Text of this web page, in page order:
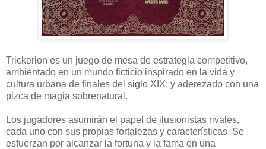
Trickerion es un juego de mesa de estrategia competitivo,
ambientado en un mundo ficticio inspirado en la vida y
cultura urbana de finales del siglo XIX; y aderezado con una
pizca de magia sobrenatural.
Los jugadores asumirán el papel de ilusionistas rivales,
cada uno con sus propias fortalezas y características. Se
esfuerzan por alcanzar la fortuna y la fama en una